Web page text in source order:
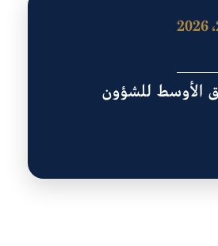
الأوسط للشؤون